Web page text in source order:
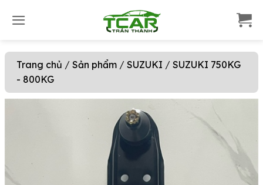
Trang chủ / Sản phẩm / SUZUKI / SUZUKI 750KG
- 800KG